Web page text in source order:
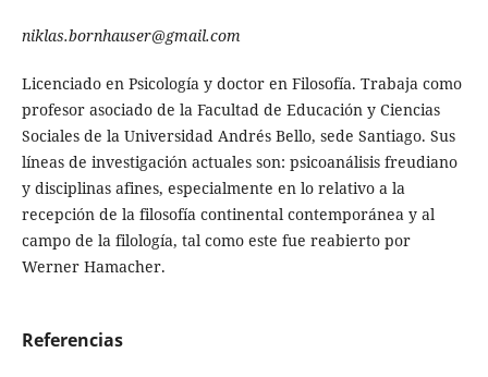
niklas.bornhauser@gmail.com
Licenciado en Psicología y doctor en Filosofía. Trabaja como
profesor asociado de la Facultad de Educa­ción y Ciencias
Sociales de la Uni­versidad Andrés Bello, sede Santia­go. Sus
líneas de investigación ac­tuales son: psicoanálisis freudiano
y disciplinas afines, especialmente en lo relativo a la
recepción de la filo­sofía continental contemporánea y al
campo de la filología, tal como este fue reabierto por
Werner Ha­macher.
Referencias